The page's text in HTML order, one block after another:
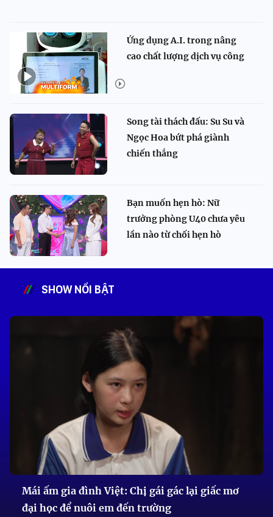
Ứng dụng A.I. trong nâng
cao chất lượng dịch vụ công
Song tài thách đấu: Su Su và
Ngọc Hoa bứt phá giành
chiến thắng
Bạn muốn hẹn hò: Nữ
trưởng phòng U40 chưa yêu
lần nào từ chối hẹn hò
SHOW NỔI BẬT
Mái ấm gia đình Việt: Chị gái gác lại giấc mơ
đại học để nuôi em đến trường